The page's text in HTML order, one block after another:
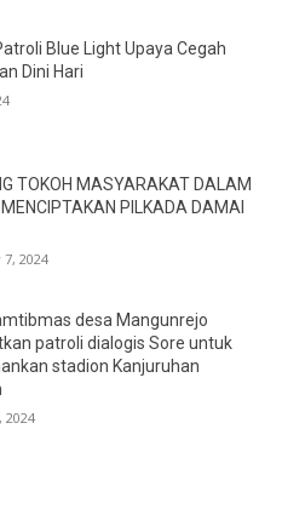
Blue Light Upaya Cegah
Dini Hari
TOKOH MASYARAKAT DALAM
PILKADA DAMAI
2024
desa Mangunrejo
patroli dialogis Sore untuk
stadion Kanjuruhan
2024